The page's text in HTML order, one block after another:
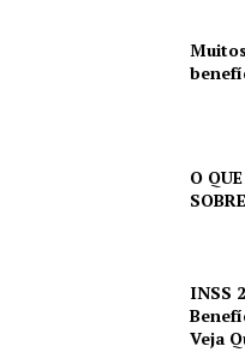
O
INSS
Veja